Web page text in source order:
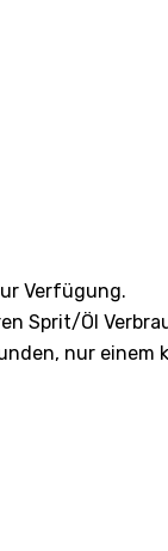
Verfügung.
Sprit/Öl
nur einem